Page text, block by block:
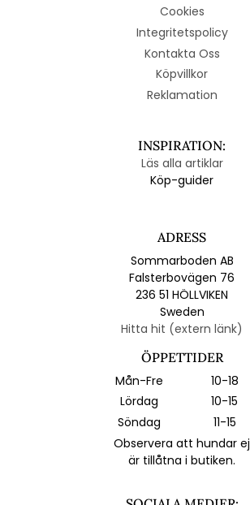
Cookies
Integritetspolicy
Kontakta Oss
Köpvillkor
Reklamation
INSPIRATION:
Läs alla artiklar
Köp-guider
ADRESS
Sommarboden AB
Falsterbovägen 76
236 51 HÖLLVIKEN
Sweden
Hitta hit (extern länk)
ÖPPETTIDER
Mån-Fre
10-18
Lördag
10-15
Söndag
11-15
Observera att hundar ej
är tillåtna i butiken.